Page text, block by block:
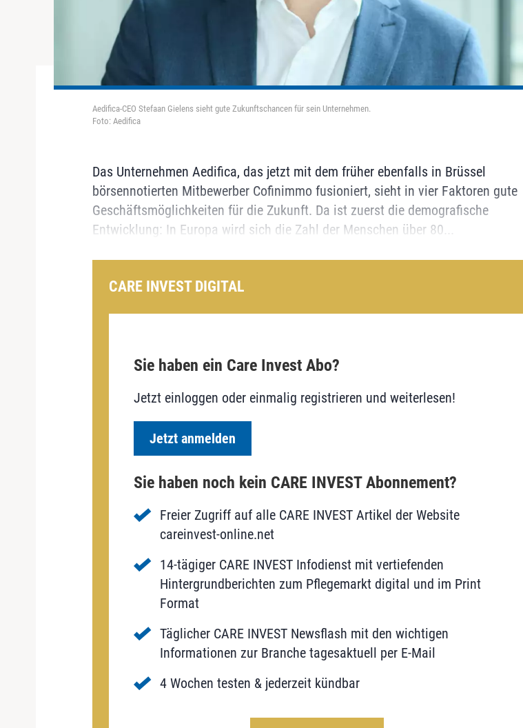
Aedifica-CEO Stefaan Gielens sieht gute Zukunftschancen für sein Unternehmen.
Foto: Aedifica
Das Unternehmen Aedifica, das jetzt mit dem früher ebenfalls in Brüssel
börsennotierten Mitbewerber Cofinimmo fusioniert, sieht in vier Faktoren gute
Geschäftsmöglichkeiten für die Zukunft. Da ist zuerst die demografische
Entwicklung: In Europa wird sich die Zahl der Menschen über 80...
CARE INVEST DIGITAL
Sie haben ein Care Invest Abo?
Jetzt einloggen oder einmalig registrieren und weiterlesen!
Jetzt anmelden
Sie haben noch kein CARE INVEST Abonnement?
Freier Zugriff auf alle CARE INVEST Artikel der Website
careinvest-online.net
14-tägiger CARE INVEST Infodienst mit vertiefenden
Hintergrundberichten zum Pflegemarkt digital und im Print
Format
Täglicher CARE INVEST Newsflash mit den wichtigen
Informationen zur Branche tagesaktuell per E-Mail
4 Wochen testen & jederzeit kündbar